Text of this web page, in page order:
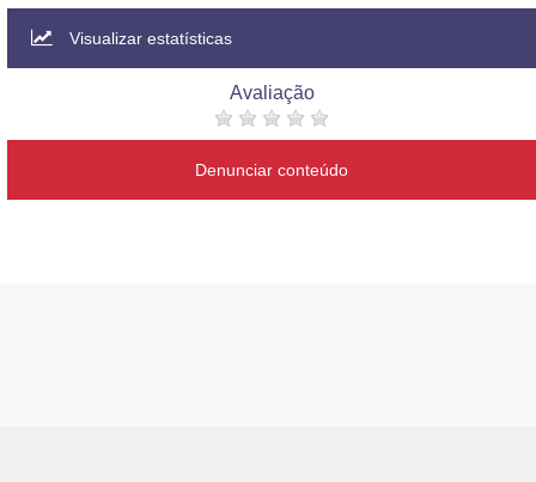
Visualizar estatísticas
Avaliação
Denunciar conteúdo